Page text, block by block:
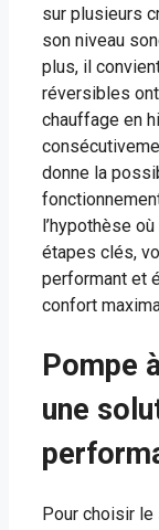
sur plusieurs
son niveau
plus, il
réversibles
chauffage en
donne la
l’hypothèse
étapes clés,
performant et
confort
Pompe
une
Pour choisir